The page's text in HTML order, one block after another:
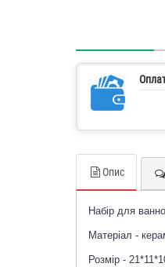
Опис
Набір для
Матеріал -
Розмір -